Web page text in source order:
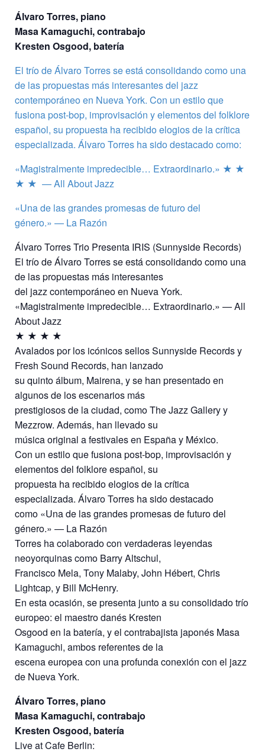
Álvaro Torres, piano
Masa Kamaguchi, contrabajo
Kresten Osgood, batería
El trío de Álvaro Torres se está consolidando como una
de las propuestas más interesantes del jazz
contemporáneo en Nueva York. Con un estilo que
fusiona post-bop, improvisación y elementos del folklore
español, su propuesta ha recibido elogios de la crítica
especializada. Álvaro Torres ha sido destacado como:
«Magistralmente impredecible… Extraordinario.» ★ ★
★ ★ — All About Jazz
«Una de las grandes promesas de futuro del
género.» — La Razón
Álvaro Torres Trio Presenta IRIS (Sunnyside Records)
El trío de Álvaro Torres se está consolidando como una
de las propuestas más interesantes
del jazz contemporáneo en Nueva York.
«Magistralmente impredecible… Extraordinario.» — All
About Jazz
★ ★ ★ ★
Avalados por los icónicos sellos Sunnyside Records y
Fresh Sound Records, han lanzado
su quinto álbum, Mairena, y se han presentado en
algunos de los escenarios más
prestigiosos de la ciudad, como The Jazz Gallery y
Mezzrow. Además, han llevado su
música original a festivales en España y México.
Con un estilo que fusiona post-bop, improvisación y
elementos del folklore español, su
propuesta ha recibido elogios de la crítica
especializada. Álvaro Torres ha sido destacado
como «Una de las grandes promesas de futuro del
género.» — La Razón
Torres ha colaborado con verdaderas leyendas
neoyorquinas como Barry Altschul,
Francisco Mela, Tony Malaby, John Hébert, Chris
Lightcap, y Bill McHenry.
En esta ocasión, se presenta junto a su consolidado trío
europeo: el maestro danés Kresten
Osgood en la batería, y el contrabajista japonés Masa
Kamaguchi, ambos referentes de la
escena europea con una profunda conexión con el jazz
de Nueva York.
Álvaro Torres, piano
Masa Kamaguchi, contrabajo
Kresten Osgood, batería
Live at Cafe Berlin: